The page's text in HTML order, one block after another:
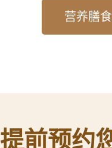
营养膳食
提前预约